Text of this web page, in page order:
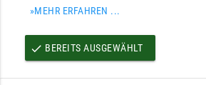
»MEHR ERFAHREN ...
done BEREITS AUSGEWÄHLT